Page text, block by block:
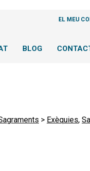
EL MEU
BLOG
> Exèquies,